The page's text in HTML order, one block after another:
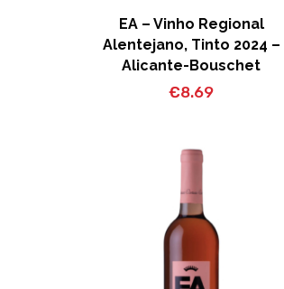
EA – Vinho Regional
Alentejano, Tinto 2024 –
Alicante-Bouschet
€8.69